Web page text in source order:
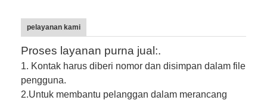
pelayanan kami
Proses layanan purna jual:.
1. Kontak harus diberi nomor dan disimpan dalam file
pengguna.
2.Untuk membantu pelanggan dalam merancang